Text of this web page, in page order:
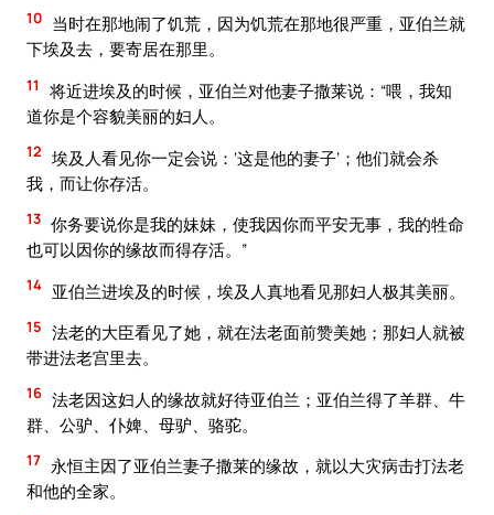
10 当时在那地闹了饥荒，因为饥荒在那地很严重，亚伯兰就
下埃及去，要寄居在那里。
11
将近进埃及的时候，亚伯兰对他妻子撒莱说：“喂，我知
道你是个容貌美丽的妇人。
12 埃及人看见你一定会说：‘这是他的妻子’；他们就会杀
我，而让你存活。
13 你务要说你是我的妹妹，使我因你而平安无事，我的牲命
也可以因你的缘故而得存活。”
14 亚伯兰进埃及的时候，埃及人真地看见那妇人极其美丽。
15 法老的大臣看见了她，就在法老面前赞美她；那妇人就被
带进法老宫里去。
16 法老因这妇人的缘故就好待亚伯兰；亚伯兰得了羊群、牛
群、公驴、仆婢、母驴、骆驼。
17 永恒主因了亚伯兰妻子撒莱的缘故，就以大灾病击打法老
和他的全家。